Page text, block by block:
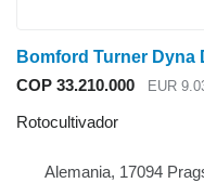
Bomford Turner Dyna
COP 33.210.000
EUR
Rotocultivador
Alemania, 17094